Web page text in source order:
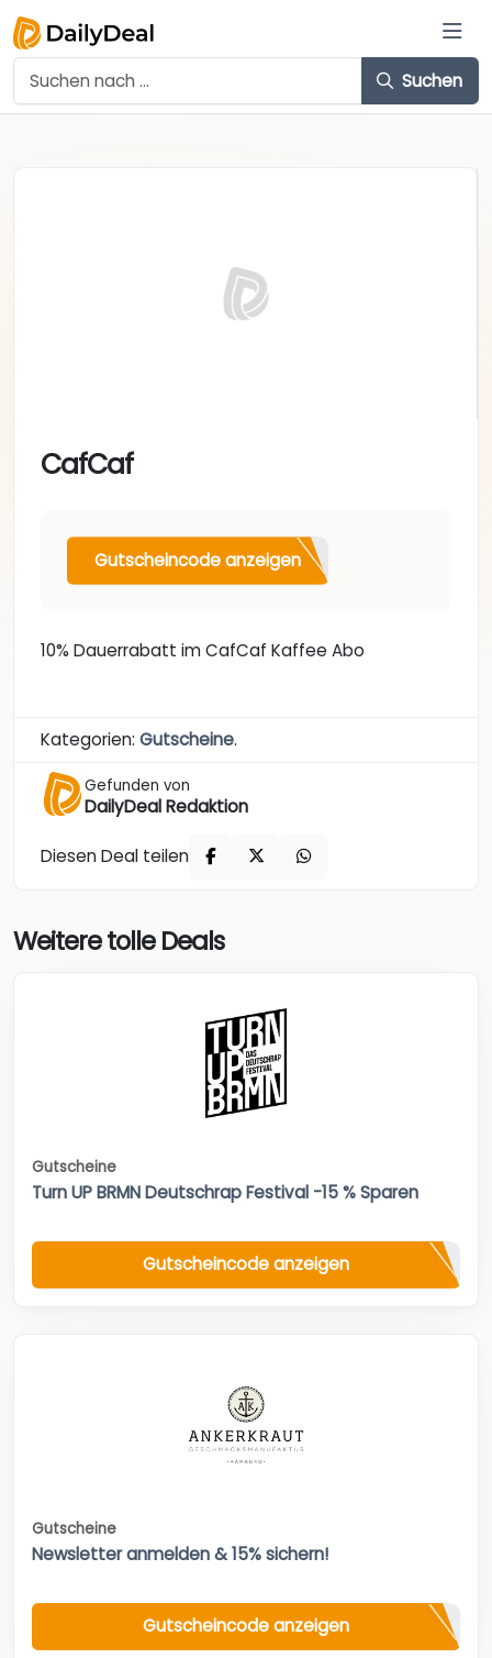
Suchen
CafCaf
Gutscheincode anzeigen
10% Dauerrabatt im CafCaf Kaffee Abo
Kategorien: Gutscheine.
Gefunden von
DailyDeal Redaktion
Diesen Deal teilen
Weitere tolle Deals
Gutscheine
Turn UP BRMN Deutschrap Festival -15 % Sparen
Gutscheincode anzeigen
Gutscheine
Newsletter anmelden & 15% sichern!
Gutscheincode anzeigen